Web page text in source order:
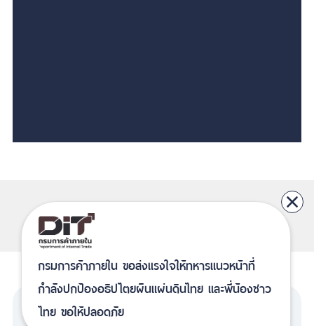
คลังภาพกิจกรรม
ดาวน์โหลดเอกสาร
กรมการค้าภายใน ขอส่งแรงใจให้ทหารแนวหน้าที่
กำลังปกป้องอธิปไตยผืนแผ่นดินไทย และพี่น้องชาว
ไทย ขอให้ปลอดภัย